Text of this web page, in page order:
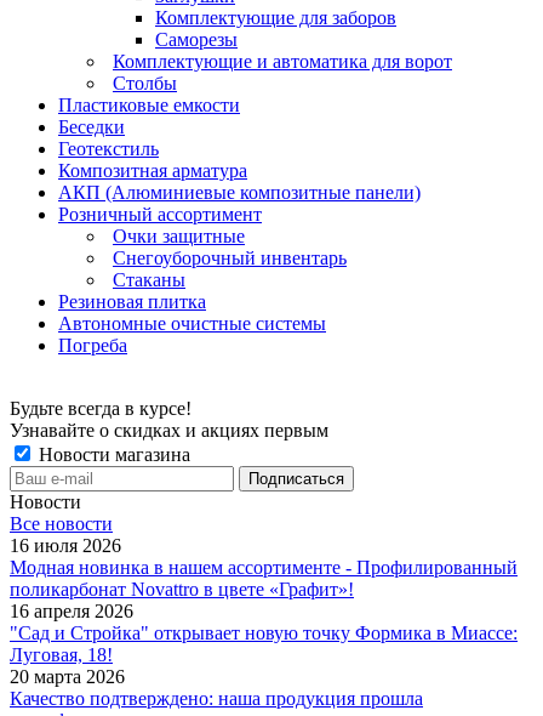
Комплектующие для заборов
Саморезы
Комплектующие и автоматика для ворот
Столбы
Пластиковые емкости
Беседки
Геотекстиль
Композитная арматура
АКП (Алюминиевые композитные панели)
Розничный ассортимент
Очки защитные
Снегоуборочный инвентарь
Стаканы
Резиновая плитка
Автономные очистные системы
Погреба
Будьте всегда в курсе!
Узнавайте о скидках и акциях первым
Новости магазина
Новости
Все новости
16 июля 2026
Модная новинка в нашем ассортименте - Профилированный
поликарбонат Novattro в цвете «Графит»!
16 апреля 2026
"Сад и Стройка" открывает новую точку Формика в Миассе:
Луговая, 18!
20 марта 2026
Качество подтверждено: наша продукция прошла